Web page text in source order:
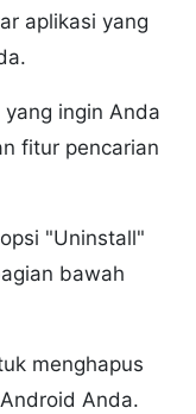
aplikasi yang
ingin Anda
fitur pencarian
"Uninstall"
bawah
menghapus
Anda.